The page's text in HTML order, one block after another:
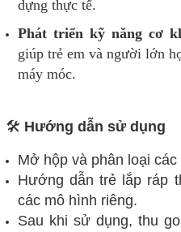
dựng thực tế.
Phát triển kỹ năng cơ
giúp trẻ em và người lớn
máy móc.
🛠️ Hướng dẫn sử dụng
Mở hộp và phân loại
Hướng dẫn trẻ lắp ráp
các mô hình riêng.
Sau khi sử dụng, thu